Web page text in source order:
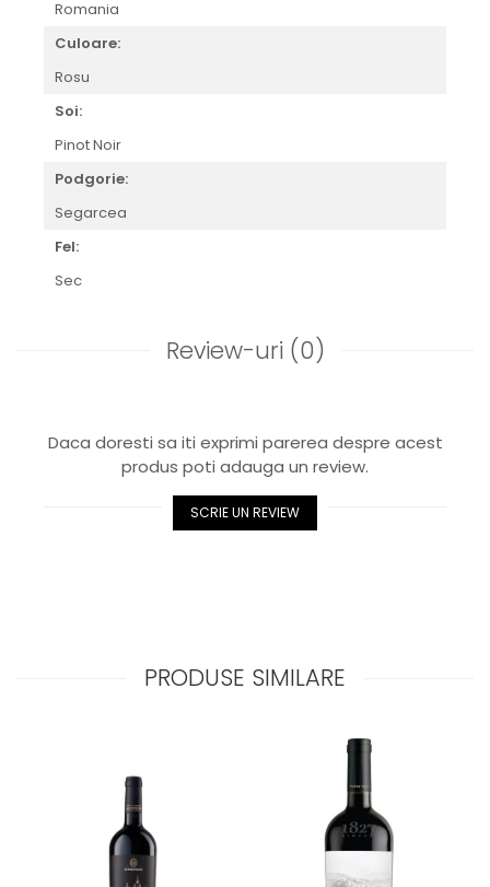
Romania
Culoare:
Rosu
Soi:
Pinot Noir
Podgorie:
Segarcea
Fel:
Sec
Review-uri (0)
Daca doresti sa iti exprimi parerea despre acest
produs poti adauga un review.
SCRIE UN REVIEW
PRODUSE SIMILARE